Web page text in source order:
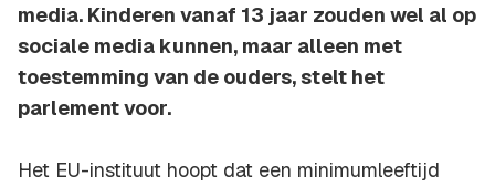
media. Kinderen vanaf 13 jaar zouden wel al op
sociale media kunnen, maar alleen met
toestemming van de ouders, stelt het
parlement voor.
Het EU-instituut hoopt dat een minimumleeftijd